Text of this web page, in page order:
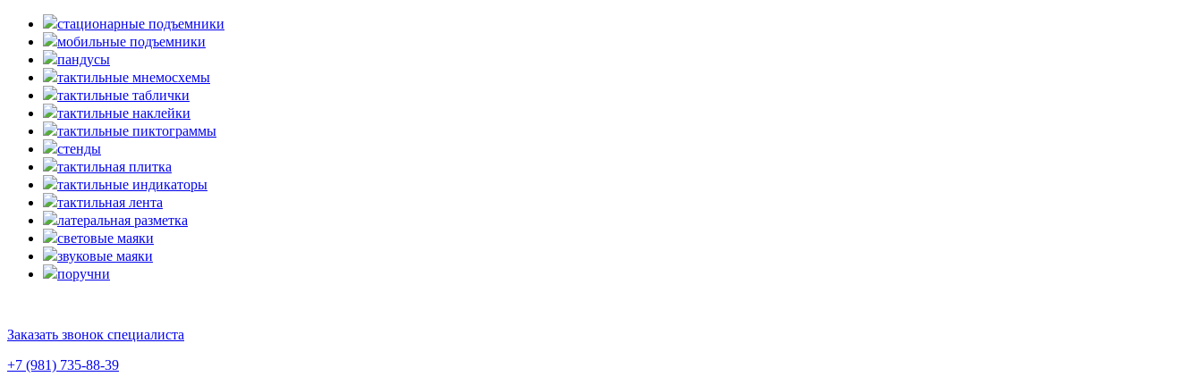
стационарные подъемники
мобильные подъемники
пандусы
тактильные мнемосхемы
тактильные таблички
тактильные наклейки
тактильные пиктограммы
стенды
тактильная плитка
тактильные индикаторы
тактильная лента
латеральная разметка
световые маяки
звуковые маяки
поручни
Заказать звонок специалиста
+7 (981) 735-88-39